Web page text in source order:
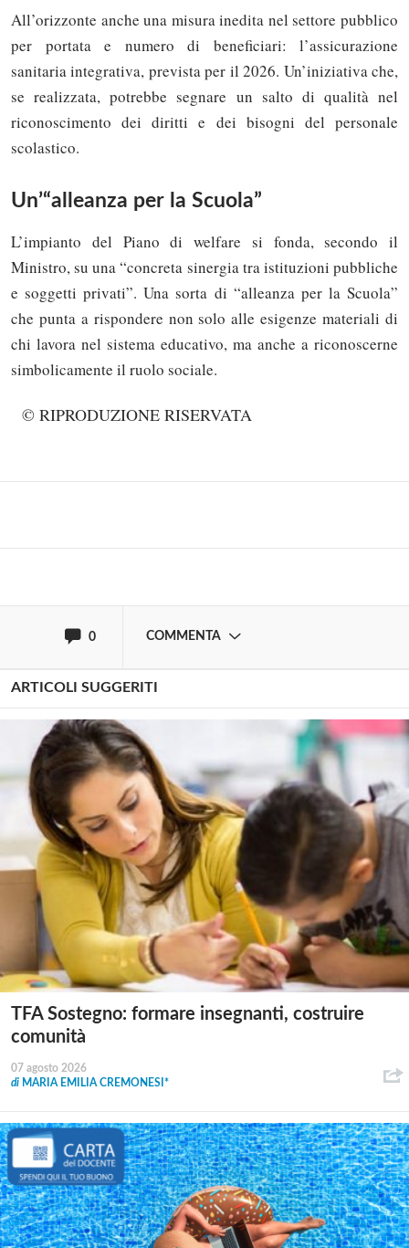
All’orizzonte anche una misura inedita nel settore pubblico
per portata e numero di beneficiari: l’assicurazione
sanitaria integrativa, prevista per il 2026. Un’iniziativa che,
se realizzata, potrebbe segnare un salto di qualità nel
riconoscimento dei diritti e dei bisogni del personale
scolastico.
Un’“alleanza per la Scuola”
L’impianto del Piano di welfare si fonda, secondo il
Ministro, su una “concreta sinergia tra istituzioni pubbliche
e soggetti privati”. Una sorta di “alleanza per la Scuola”
che punta a rispondere non solo alle esigenze materiali di
chi lavora nel sistema educativo, ma anche a riconoscerne
simbolicamente il ruolo sociale.
© RIPRODUZIONE RISERVATA
0 COMMENTA
ARTICOLI SUGGERITI
TFA Sostegno: formare insegnanti, costruire
comunità
07 agosto 2026
di MARIA EMILIA CREMONESI*